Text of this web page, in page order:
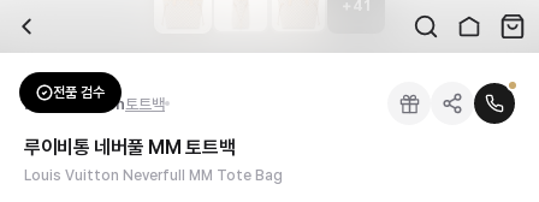
배송은 얼마나 걸리나요?
검수는 어떻게 진행되나요? 검수 사진을 받을 수 있나요?
전문 스태프가 실물 상품을 직접 확인한 후 검수 사진을 제공합니다. 가죽 재질,
교환이나 반품이 가능한가요?
수령 후 7일 이내 신청하시면 상품 하자, 사이즈 불일치, 고객 변심 모두 교환·반
브랜드:
성별:여성
색상:화이트
가격:496,000원
루이비통의 아이코닉한 헤리티지와 현대적인 감각이 어우러진 네버풀 MM 토트
루이비통 네버풀 MM 토트백
41
전품 검수
Louis Vuitton 토트백
루이비통 네버풀 MM 토트백
Louis Vuitton Neverfull MM Tote Bag